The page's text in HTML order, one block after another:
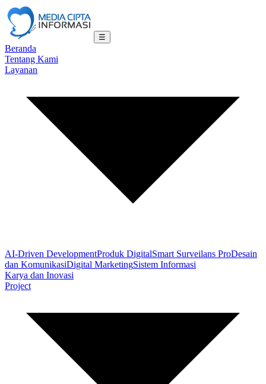
☰
Beranda
Tentang Kami
Layanan
AI-Driven DevelopmentProduk DigitalSmart Surveilans ProDesain
dan KomunikasiDigital MarketingSistem Informasi
Karya dan Inovasi
Project